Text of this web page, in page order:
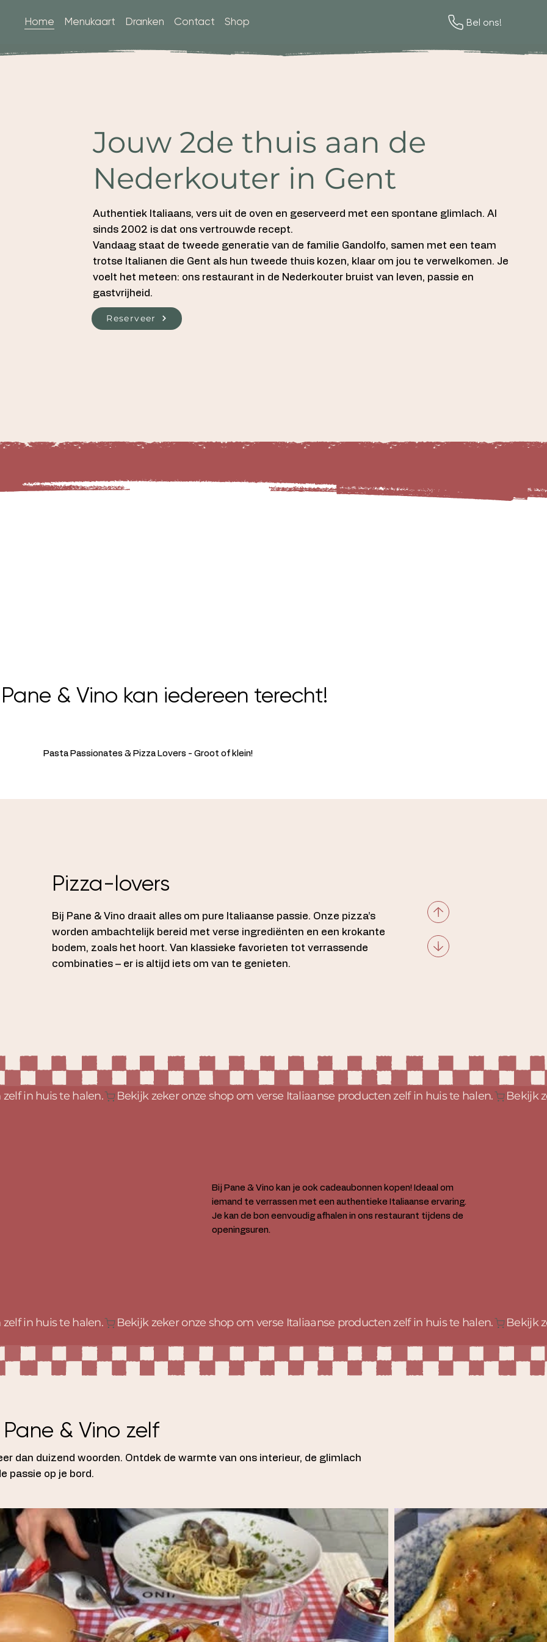
Home Menukaart Dranken Contact Shop Bel ons!
Jouw 2de thuis aan de
Nederkouter in Gent
Authentiek Italiaans, vers uit de oven en geserveerd met een spontane glimlach. Al
sinds 2002 is dat ons vertrouwde recept.
Vandaag staat de tweede generatie van de familie Gandolfo, samen met een team
trotse Italianen die Gent als hun tweede thuis kozen, klaar om jou te verwelkomen. Je
voelt het meteen: ons restaurant in de Nederkouter bruist van leven, passie en
gastvrijheid.
Reserveer
& Vino kan iedereen terecht!
Pasta Passionates & Pizza Lovers - Groot of klein!
Pizza-lovers
Bij Pane & Vino draait alles om pure Italiaanse passie. Onze pizza’s
worden ambachtelijk bereid met verse ingrediënten en een krokante
bodem, zoals het hoort. Van klassieke favorieten tot verrassende
combinaties – er is altijd iets om van te genieten.
in huis te halen.
Bij Pane & Vino kan je ook cadeaubonnen kopen! Ideaal om
iemand te verrassen met een authentieke Italiaanse ervaring.
Je kan de bon eenvoudig afhalen in ons restaurant tijdens de
openingsuren.
in huis te halen.
& Vino zelf
dan duizend woorden. Ontdek de warmte van ons interieur, de glimlach
passie op je bord.